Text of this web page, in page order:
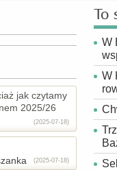
jak czytamy
2025/26
(2025-07-18)
(2025-07-18)
To
W
W